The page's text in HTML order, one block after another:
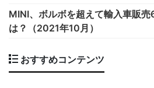
MINI、ボルボを超えて輸入車販
は？（2021年10月）
おすすめコンテンツ